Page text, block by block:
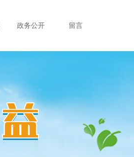
政务公开 留言